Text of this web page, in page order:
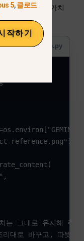
는 것이 과연 가치
다.
with-reference.py
reference.png")
는 그대로 유지해 주
대로 바꾸고, 따뜻한
5,클로드
작하기